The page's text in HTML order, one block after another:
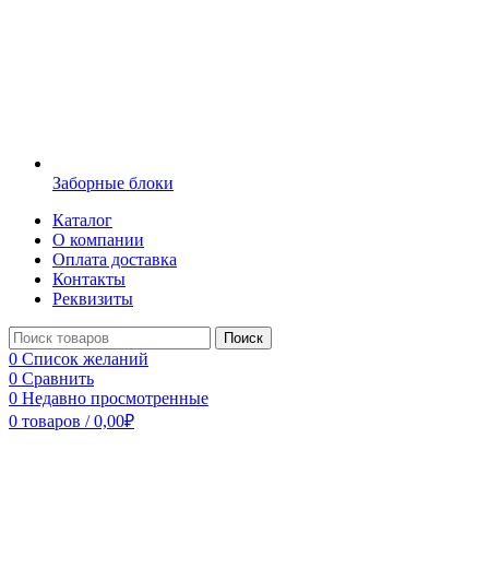
Заборные блоки
Каталог
О компании
Оплата доставка
Контакты
Реквизиты
Поиск
0 Список желаний
0 Сравнить
0 Недавно просмотренные
0 товаров / 0,00₽